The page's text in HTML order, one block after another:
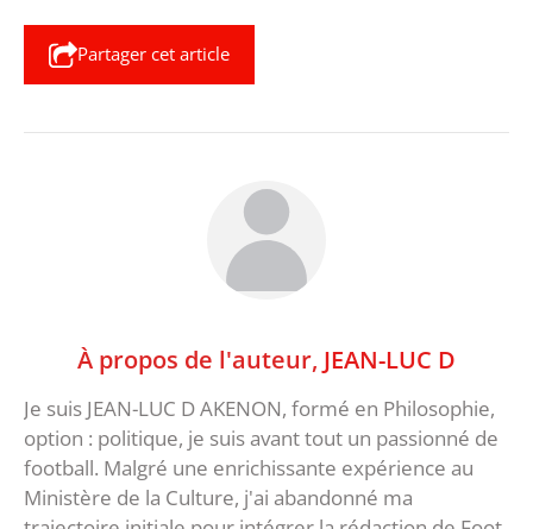
Partager cet article
À propos de l'auteur, JEAN-LUC D
Je suis JEAN-LUC D AKENON, formé en Philosophie,
option : politique, je suis avant tout un passionné de
football. Malgré une enrichissante expérience au
Ministère de la Culture, j'ai abandonné ma